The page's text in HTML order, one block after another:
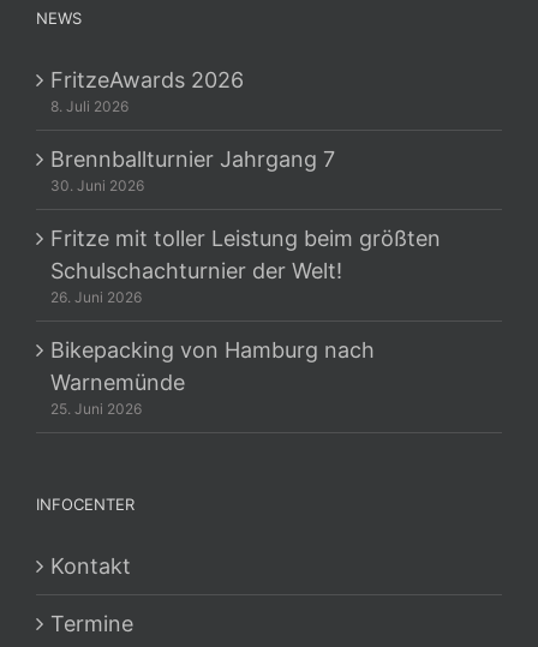
NEWS
FritzeAwards 2026
8. Juli 2026
Brennballturnier Jahrgang 7
30. Juni 2026
Fritze mit toller Leistung beim größten
Schulschachturnier der Welt!
26. Juni 2026
Bikepacking von Hamburg nach
Warnemünde
25. Juni 2026
INFOCENTER
Kontakt
Termine